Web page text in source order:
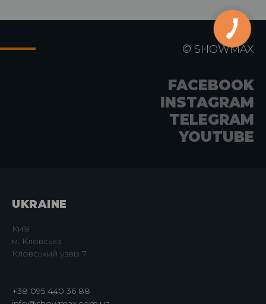
UKRAINE
Київ
м. Кловська
Кловський узвіз 7
+38 095 440 36 88
© SHOWMAX
FACEBOOK
INSTAGRAM
TELEGRAM
YOUTUBE